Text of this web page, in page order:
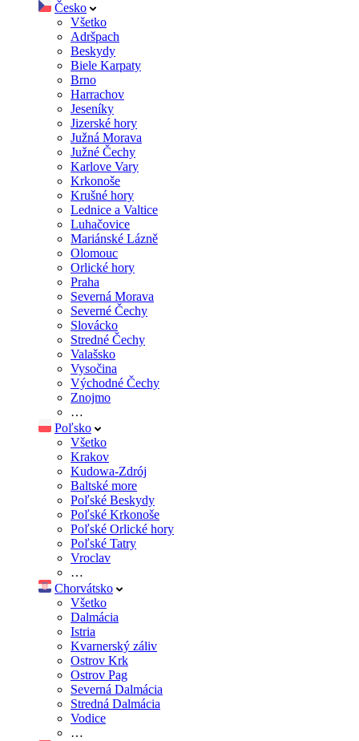
Česko
Všetko
Adršpach
Beskydy
Biele Karpaty
Brno
Harrachov
Jeseníky
Jizerské hory
Južná Morava
Južné Čechy
Karlove Vary
Krkonoše
Krušné hory
Lednice a Valtice
Luhačovice
Mariánské Lázně
Olomouc
Orlické hory
Praha
Severná Morava
Severné Čechy
Slovácko
Stredné Čechy
Valašsko
Vysočina
Východné Čechy
Znojmo
…
Poľsko
Všetko
Krakov
Kudowa-Zdrój
Baltské more
Poľské Beskydy
Poľské Krkonoše
Poľské Orlické hory
Poľské Tatry
Vroclav
…
Chorvátsko
Všetko
Dalmácia
Istria
Kvarnerský záliv
Ostrov Krk
Ostrov Pag
Severná Dalmácia
Stredná Dalmácia
Vodice
…